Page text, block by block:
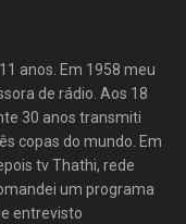
anos. Em 1958 meu
de rádio. Aos 18
30 anos transmiti
copas do mundo. Em
tv Thathi, rede
um programa
entrevisto